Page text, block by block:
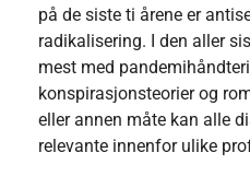
på de siste ti årene er
radikalisering. I den aller
mest med
konspirasjonsteorier og
eller annen måte kan alle
relevante innenfor ulike